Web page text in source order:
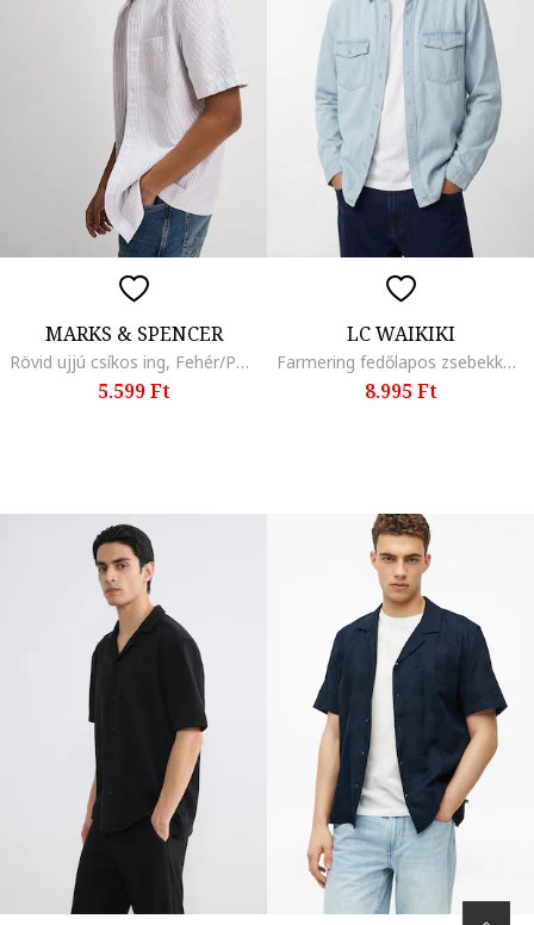
MARKS & SPENCER
Rövid ujjú csíkos ing, Fehér/Púderlila
5.599 Ft
LC WAIKIKI
Farmering fedőlapos zsebekkel, Világoskék
8.995 Ft